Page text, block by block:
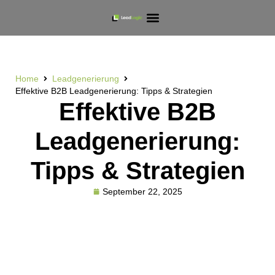
Home
Leadgenerierung
Effektive B2B Leadgenerierung: Tipps & Strategien
Effektive B2B
Leadgenerierung:
Tipps & Strategien
September 22, 2025